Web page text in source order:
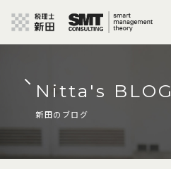
Nitta's BLOG
新田のブログ